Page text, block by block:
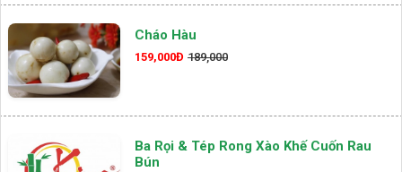
Cháo Hàu
159,000Đ 189,000
Ba Rọi & Tép Rong Xào Khế Cuốn Rau
Bún